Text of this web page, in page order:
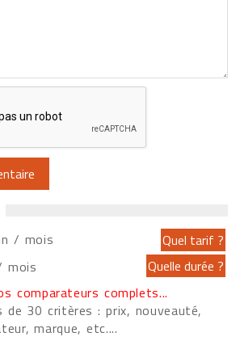
/ mois
mois
comparateurs complets...
de 30 critères : prix, nouveauté,
marque, etc....